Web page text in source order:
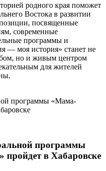
родного края поможет
Востока в развитии
посвященные
современные
программы и
— моя история» станет не
но и живым центром
для жителей
программы
в Хабаровске